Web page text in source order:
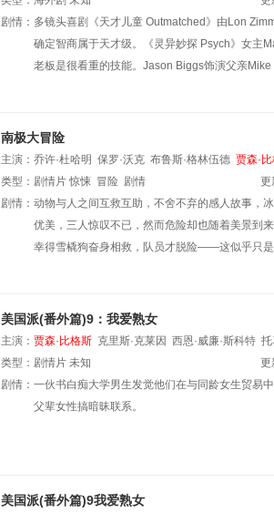
剧情： 多镜头喜剧《天才儿童 Outmatched》由Lon
确定智商属于天才级。《灵异妙探 Psych》女主
老板是很看重的技能。Jason Biggs饰演父亲
南极大冒险
主演： 乔许·杜哈明 保罗·沃克 布鲁斯·格林伍德 贾森·
类型： 剧情片 惊悚 冒险 剧情
更
剧情： 动物与人之间互救互助，不舍不弃的感人故事，
优美，三人惊叹不已，然而危险却也随着美景到
幸得雪橇狗奋身相救，队员才脱险——这似乎只
美国派(番外篇)9：我爱熟女
主演： 贾森·比格斯 克里斯·克莱因 西恩·威廉·斯科特 托
类型： 剧情片 未知
更
剧情： 一伙书白痴大学男生发觉他们在与同龄女生贸易
父辈女性搞暗昧联系。
美国派(番外篇)9我爱熟女